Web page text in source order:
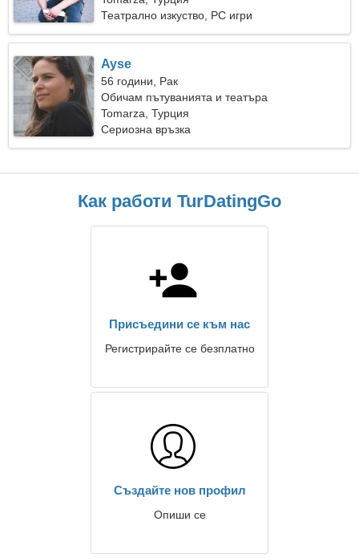
Театрално изкуство, PC игри
Ayse
56 години, Рак
Обичам пътуванията и театъра
Tomarza, Турция
Сериозна връзка
Как работи TurDatingGo
Присъедини се към нас
Регистрирайте се безплатно
Създайте нов профил
Опиши се